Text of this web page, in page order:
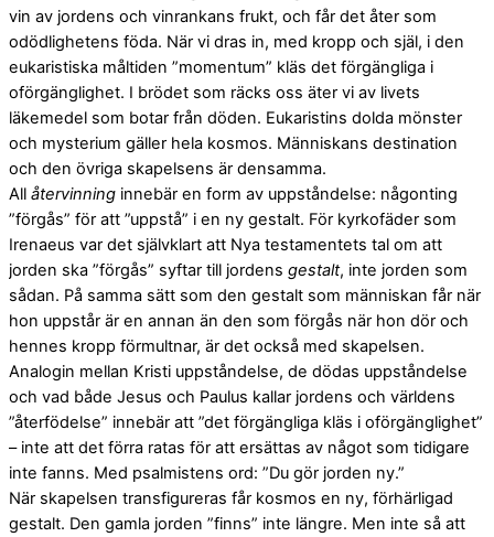
vin av jordens och vinrankans frukt, och får det åter som
odödlighetens föda. När vi dras in, med kropp och själ, i den
eukaristiska måltiden ”momentum” kläs det förgängliga i
oförgänglighet. I brödet som räcks oss äter vi av livets
läkemedel som botar från döden. Eukaristins dolda mönster
och mysterium gäller hela kosmos. Människans destination
och den övriga skapelsens är densamma.
All återvinning innebär en form av uppståndelse: någonting
”förgås” för att ”uppstå” i en ny gestalt. För kyrkofäder som
Irenaeus var det självklart att Nya testamentets tal om att
jorden ska ”förgås” syftar till jordens gestalt, inte jorden som
sådan. På samma sätt som den gestalt som människan får när
hon uppstår är en annan än den som förgås när hon dör och
hennes kropp förmultnar, är det också med skapelsen.
Analogin mellan Kristi uppståndelse, de dödas uppståndelse
och vad både Jesus och Paulus kallar jordens och världens
”återfödelse” innebär att ”det förgängliga kläs i oförgänglighet”
– inte att det förra ratas för att ersättas av något som tidigare
inte fanns. Med psalmistens ord: ”Du gör jorden ny.”
När skapelsen transfigureras får kosmos en ny, förhärligad
gestalt. Den gamla jorden ”finns” inte längre. Men inte så att